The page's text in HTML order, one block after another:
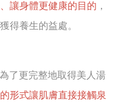
讓身體更健康的目的 ，
得養生的益處。
了更完整地取得美人湯
形式讓肌膚直接接觸泉